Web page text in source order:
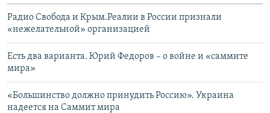
Радио Свобода и Крым.Реалии в России признали
«нежелательной» организацией
Есть два варианта. Юрий Федоров – о войне и «саммите
мира»
«Большинство должно принудить Россию». Украина
надеется на Саммит мира